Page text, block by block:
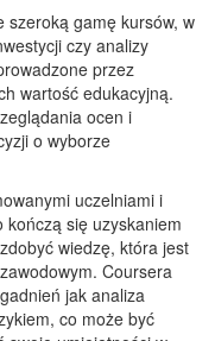
szeroką gamę kursów, w
czy analizy
przez
wartość edukacyjną.
ocen i
o wyborze
uczelniami i
się uzyskaniem
wiedzę, która jest
Coursera
jak analiza
co może być